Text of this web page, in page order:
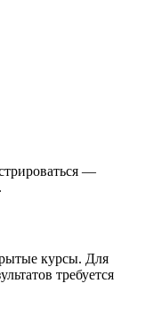
—
курсы. Для
требуется